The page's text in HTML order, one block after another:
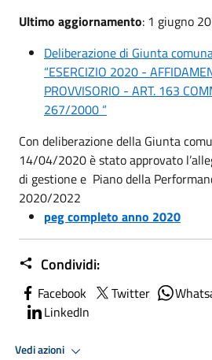
Ultimo aggiornamento: 1 giugno
Deliberazione di Giunta
“ESERCIZIO 2020 -
PROVVISORIO - ART. 163
267/2000 “
Con deliberazione della Giunta
14/04/2020 è stato approvato
di gestione e Piano della
2020/2022
peg completo anno 2020
Condividi:
Facebook Twitter
LinkedIn
Vedi azioni